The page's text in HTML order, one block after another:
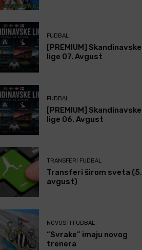
FUDBAL
[PREMIUM] Skandinavske
lige 07. Avgust
FUDBAL
[PREMIUM] Skandinavske
lige 06. Avgust
TRANSFERI FUDBAL
Transferi širom sveta (5.
avgust)
NOVOSTI FUDBAL
“Svrake” imaju novog
trenera